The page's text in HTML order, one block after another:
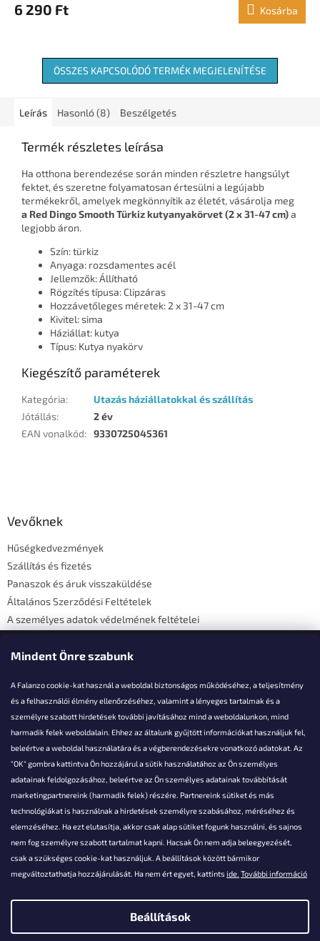
Mindent Önre szabunk
A Falanzo cookie-kat használ a weboldal biztonságos működéséhez, a teljesítmény
és a felhasználói élmény ellenőrzéséhez, valamint a lényeges tartalmak és a
személyre szabott hirdetések további javításához mind a weboldalunkon, mind
harmadik felek weboldalain. Ehhez az általunk gyűjtött információkat használjuk fel,
beleértve a weboldal használatára és a végberendezésekre vonatkozó adatokat. Az
"OK" gombra kattintva Ön hozzájárul a sütik használatához az Ön személyes
adatainak feldolgozásához, beleértve az Ön személyes adatainak továbbítását
marketingpartnereink (harmadik felek) részére. Partnereink sütiket és más
technológiákat is használnak a hirdetések személyre szabásához, méréséhez és
elemzéséhez. Ha ezt elutasítja, akkor csak alap sütiket fogunk használni, és sajnos
nem fog személyre szabott tartalmat kapni. Hacsak Ön nem adja beleegyezését,
csak a szükséges cookie-kat használjuk. A beállítások között bármikor
megváltoztathatja hozzájárulását. Ha nem ért egyet, kattints ide. További információ
Beállítások
6 290 Ft Kosárba
ÖSSZES KAPCSOLÓDÓ TERMÉK MEGJELENÍTÉSE
Leírás Hasonló (8) Beszélgetés
Termék részletes leírása
Ha otthona berendezése során minden részletre hangsúlyt
fektet, és szeretne folyamatosan értesülni a legújabb
termékekről, amelyek megkönnyítik az életét, vásárolja meg
a Red Dingo Smooth Türkiz kutyanyakörvet (2 x 31-47 cm)a
legjobb áron.
Szín: türkiz
Anyaga: rozsdamentes acél
Jellemzők: Állítható
Rögzítés típusa: Clipzáras
Hozzávetőleges méretek: 2 x 31-47 cm
Kivitel: sima
Háziállat: kutya
Típus: Kutya nyakörv
Kiegészítő paraméterek
Kategória:
Utazás háziállatokkal és szállítás
Jótállás:
2 év
EAN vonalkód: 9330725045361
Vevőknek
Hűségkedvezmények
Szállítás és fizetés
Panaszok és áruk visszaküldése
Általános Szerződési Feltételek
A személyes adatok védelmének feltételei
Elérhetőségi adatok
Akarsz kérdezni valamit?
info@falanzo.hu